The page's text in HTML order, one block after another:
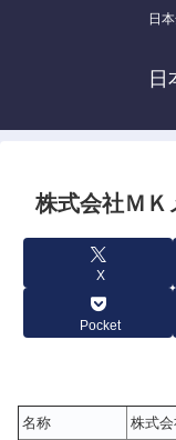
日
日
株式会社ＭＫ
X
Pocket
名称
株式